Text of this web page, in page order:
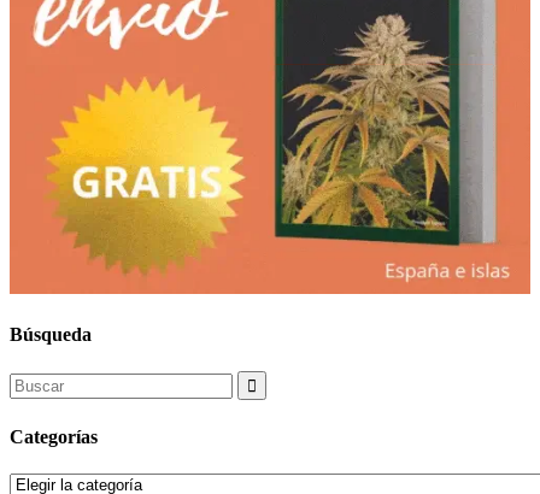
Búsqueda
Search
for:
Categorías
Categorías